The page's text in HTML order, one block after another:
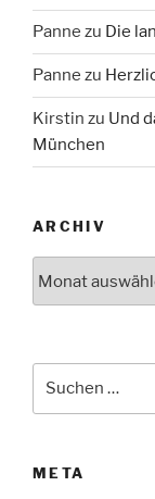
Panne zu Die
Panne zu
Kirstin zu Und
München
ARCHIV
META